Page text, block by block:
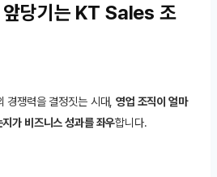
당기는 KT Sales 조
경쟁력을 결정짓는 시대,영업 조직이 얼마
가 비즈니스 성과를 좌우합니다.